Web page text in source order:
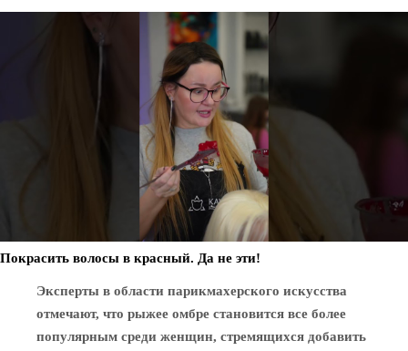
Покрасить волосы в красный. Да не эти!
Эксперты в области парикмахерского искусства
отмечают, что рыжее омбре становится все более
популярным среди женщин, стремящихся добавить